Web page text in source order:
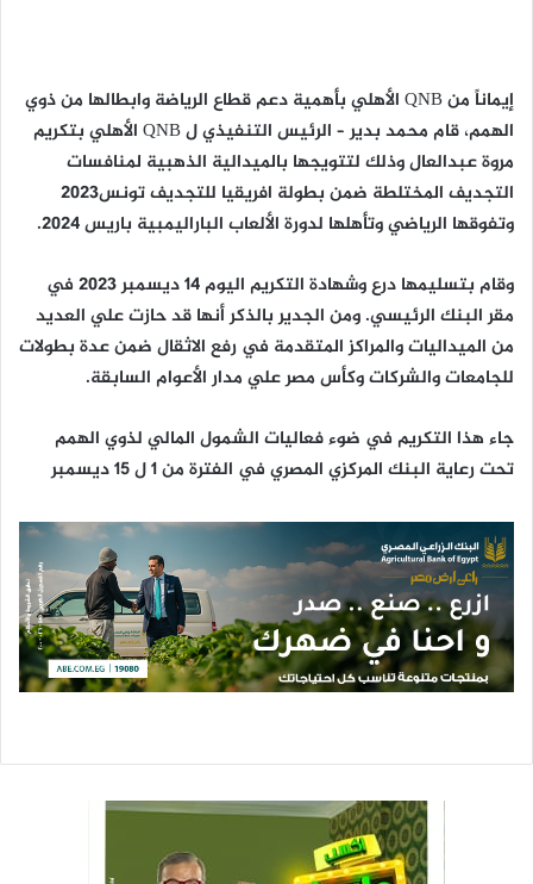
إيماناً من QNB الأهلي بأهمية دعم قطاع الرياضة وابطالها من ذوي
الهمم، قام محمد بدير – الرئيس التنفيذي ل QNB الأهلي بتكريم
مروة عبدالعال وذلك لتتويجها بالميدالية الذهبية لمنافسات
التجديف المختلطة ضمن بطولة افريقيا للتجديف تونس٢٠٢٣
وتفوقها الرياضي وتأهلها لدورة الألعاب الباراليمبية باريس ٢٠٢٤.
وقام بتسليمها درع وشهادة التكريم اليوم ١٤ ديسمبر ٢٠٢٣ في
مقر البنك الرئيسي. ومن الجدير بالذكر أنها قد حازت علي العديد
من الميداليات والمراكز المتقدمة في رفع الاثقال ضمن عدة بطولات
للجامعات والشركات وكأس مصر علي مدار الأعوام السابقة.
جاء هذا التكريم في ضوء فعاليات الشمول المالي لذوي الهمم
تحت رعاية البنك المركزي المصري في الفترة من ١ ل ١٥ ديسمبر